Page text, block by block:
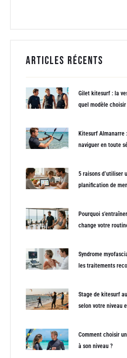
Articles récents
Gilet kitesurf : la
quel modèle choisir
Kitesurf Almanarre
naviguer en toute
5 raisons d’utiliser
planification de
Pourquoi
change votre
Syndrome
les traitements
Stage de kitesurf
selon votre niveau
Comment choisir
à son niveau ?